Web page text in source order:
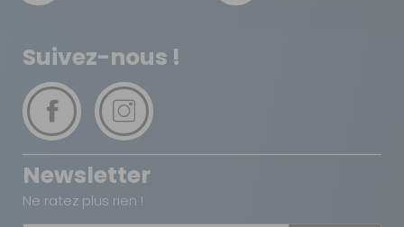
Suivez-nous !
Newsletter
Ne ratez plus rien !